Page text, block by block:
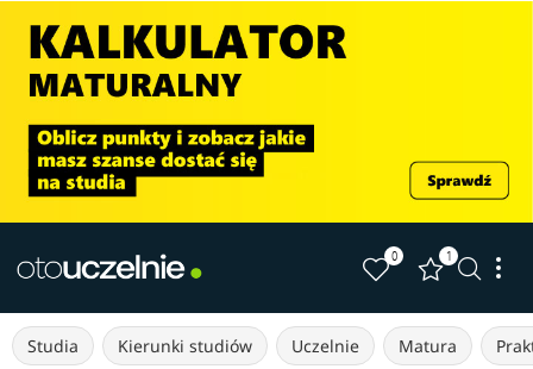
0 1
Studia Kierunki studiów Uczelnie Matura